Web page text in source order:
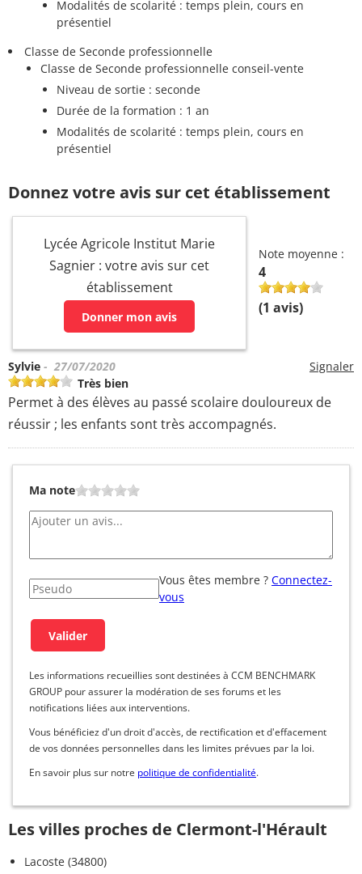
Modalités de scolarité : temps plein, cours en
présentiel
Classe de Seconde professionnelle
Classe de Seconde professionnelle conseil-vente
Niveau de sortie : seconde
Durée de la formation : 1 an
Modalités de scolarité : temps plein, cours en
présentiel
Donnez votre avis sur cet établissement
Lycée Agricole Institut Marie
Sagnier : votre avis sur cet
établissement
Donner mon avis
Note moyenne :
4
(1 avis)
Signaler
Sylvie - 27/07/2020
Très bien
Permet à des élèves au passé scolaire douloureux de
réussir ; les enfants sont très accompagnés.
Ma note
Vous êtes membre ? Connectez-
vous
Les informations recueillies sont destinées à CCM BENCHMARK
GROUP pour assurer la modération de ses forums et les
notifications liées aux interventions.
Vous bénéficiez d'un droit d'accès, de rectification et d'effacement
de vos données personnelles dans les limites prévues par la loi.
En savoir plus sur notre politique de confidentialité.
Les villes proches de Clermont-l'Hérault
Lacoste (34800)